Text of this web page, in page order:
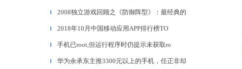
▎ 2008独立游戏回顾之《防御阵型》：最经典的
▎ 2018年10月中国移动应用APP排行榜TO
▎ 手机已root,但运行程序时仍提示未获取ro
▎ 华为余承东主推3300元以上的手机，任正非却